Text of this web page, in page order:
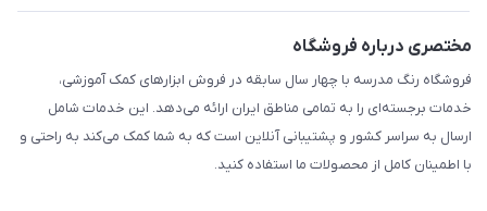
بازی و نمایش
تزئین کلاس
طرح های تشویقی
گیفت ها و جوایز
سایر محصولات
مختصری درباره فروشگاه
فروشگاه رنگ مدرسه با چهار سال سابقه در فروش ابزارهای کمک آموزشی،
خدمات برجسته‌ای را به تمامی مناطق ایران ارائه می‌دهد. این خدمات شامل
ارسال به سراسر کشور و پشتیبانی آنلاین است که به شما کمک می‌کند به راحتی و
با اطمینان کامل از محصولات ما استفاده کنید.